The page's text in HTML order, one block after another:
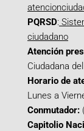
PQRSD:
ciudadano
Atención
Ciudadana
Horario de
Lunes a
Conmutador:
Capitolio